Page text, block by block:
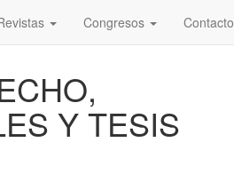
Congresos Contacto
Y TESIS